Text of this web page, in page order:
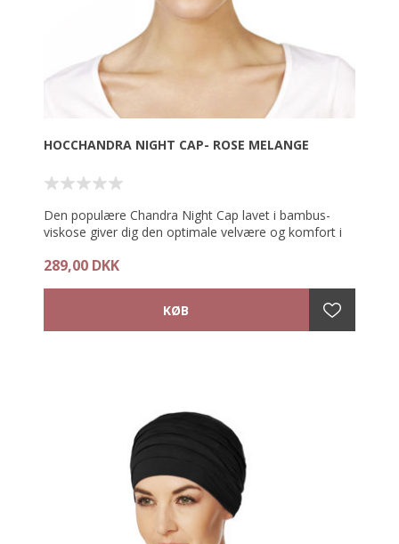
- Unik og behagelig pasform
HOCCHANDRA NIGHT CAP- ROSE MELANGE
Den populære Chandra Night Cap lavet i bambus-
viskose giver dig den optimale velvære og komfort i
fugtabsorberende og yderst blød og behagelig at
bære mod sensitiv hud.
af dagen, hvor du blot har lyst til at bære en afslappet
Ønsker du at tilføre lidt fylde og et personligt look kan
du fint tilføje et pandebånd eller tørklæde.
Materiale: 95% Bambus-viskose 5% Spandex
Hovedbeklæning til kræftramte kvinder med hårtab
289,00 DKK